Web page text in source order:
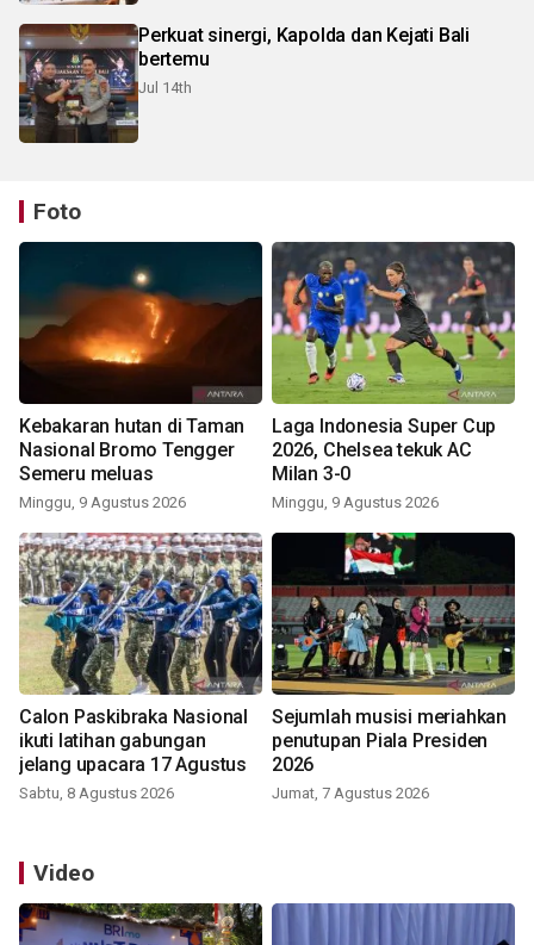
Perkuat sinergi, Kapolda dan Kejati Bali
bertemu
Jul 14th
Foto
Kebakaran hutan di Taman
Nasional Bromo Tengger
Semeru meluas
Minggu, 9 Agustus 2026
Laga Indonesia Super Cup
2026, Chelsea tekuk AC
Milan 3-0
Minggu, 9 Agustus 2026
Calon Paskibraka Nasional
ikuti latihan gabungan
jelang upacara 17 Agustus
Sabtu, 8 Agustus 2026
Sejumlah musisi meriahkan
penutupan Piala Presiden
2026
Jumat, 7 Agustus 2026
Video